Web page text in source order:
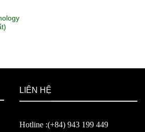
LIÊN HỆ
Hotline :(+84) 943 199 449